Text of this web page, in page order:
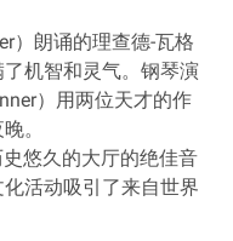
）朗诵的理查德-瓦格
机智和灵气。钢琴演
）用两位天才的作
。
悠久的大厅的绝佳音
活动吸引了来自世界